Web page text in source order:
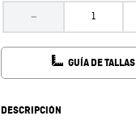
－
GUÍA DE TALLAS
DESCRIPCIÓN